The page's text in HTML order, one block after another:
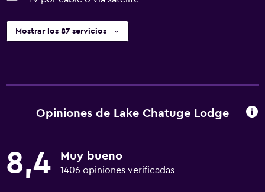
Mostrar los 87 servicios
Opiniones de Lake Chatuge Lodge
8,4 Muy bueno
1406 opiniones verificadas